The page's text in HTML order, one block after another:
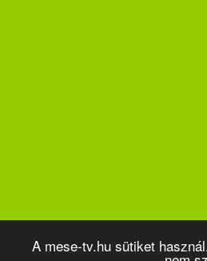
A mese-tv.hu sütiket